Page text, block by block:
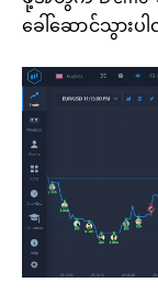
ခေါ်ဆောင်သွားပ